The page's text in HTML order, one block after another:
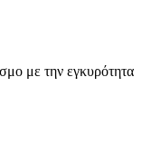
με την εγκυρότητα